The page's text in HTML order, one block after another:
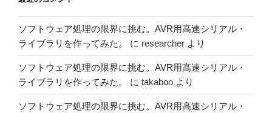
ソフトウェア処理の限界に挑む。AVR用高速シリアル・
ライブラリを作ってみた。
に researcher より
ソフトウェア処理の限界に挑む。AVR用高速シリアル・
ライブラリを作ってみた。
に takaboo より
ソフトウェア処理の限界に挑む。AVR用高速シリアル・